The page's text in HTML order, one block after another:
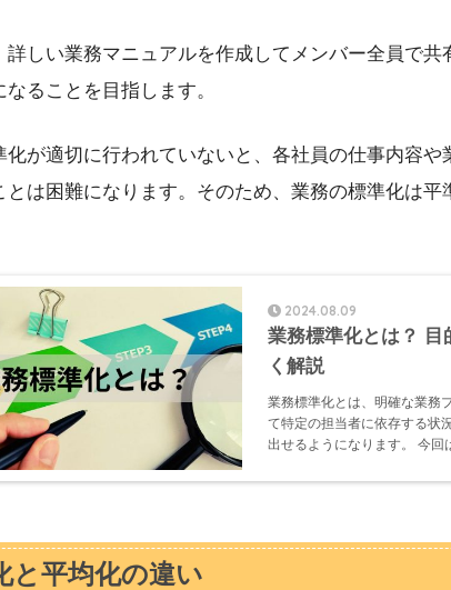
詳しい業務マニュアルを作成してメンバー全員で
なることを目指します。
化が適切に行われていないと、各社員の仕事内容
とは困難になります。そのため、業務の標準化は
2024.08.09
業務標準化とは？ 目
く解説
業務標準化とは、明確な業務
て特定の担当者に依存する状
出せるようになります。 今回
と平均化の違い